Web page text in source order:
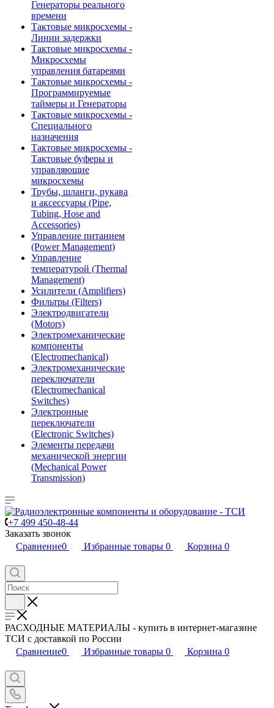
Генераторы реального
времени
Тактовые микросхемы -
Линии задержки
Тактовые микросхемы -
Микросхемы
управления батареями
Тактовые микросхемы -
Программируемые
таймеры и Генераторы
Тактовые микросхемы -
Специального
назначения
Тактовые микросхемы -
Тактовые буферы и
управляющие
микросхемы
Трубы, шланги, рукава
и аксессуары (Pipe,
Tubing, Hose and
Accessories)
Управление питанием
(Power Management)
Управление
температурой (Thermal
Management)
Усилители (Amplifiers)
Фильтры (Filters)
Электродвигатели
(Motors)
Электромеханические
компоненты
(Electromechanical)
Электромеханические
переключатели
(Electromechanical
Switches)
Электронные
переключатели
(Electronic Switches)
Элементы передачи
механической энергии
(Mechanical Power
Transmission)
+7 499 450-48-44
Заказать звонок
Сравнение0 Избранные товары 0 Корзина 0
РАСХОДНЫЕ МАТЕРИАЛЫ - купить в интернет-магазине
ТСИ с доставкой по России
Сравнение0 Избранные товары 0 Корзина 0